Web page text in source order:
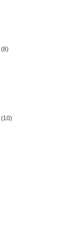
(8)
(10)